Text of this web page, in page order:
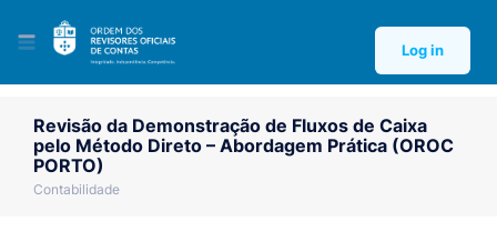
Log in
Revisão da Demonstração de Fluxos de Caixa
pelo Método Direto – Abordagem Prática (OROC
PORTO)
Contabilidade